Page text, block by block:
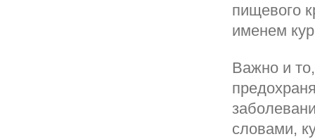
пищевого
именем
Важно и
словами,